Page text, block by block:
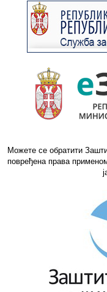
Можете се обратити
повређена права